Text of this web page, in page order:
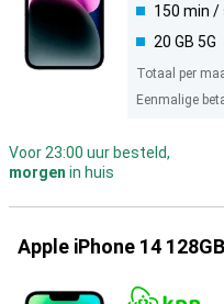
150 min /
20 GB 5G
Totaal per
Eenmalige
Voor 23:00 uur besteld,
morgen in huis
Apple iPhone 14